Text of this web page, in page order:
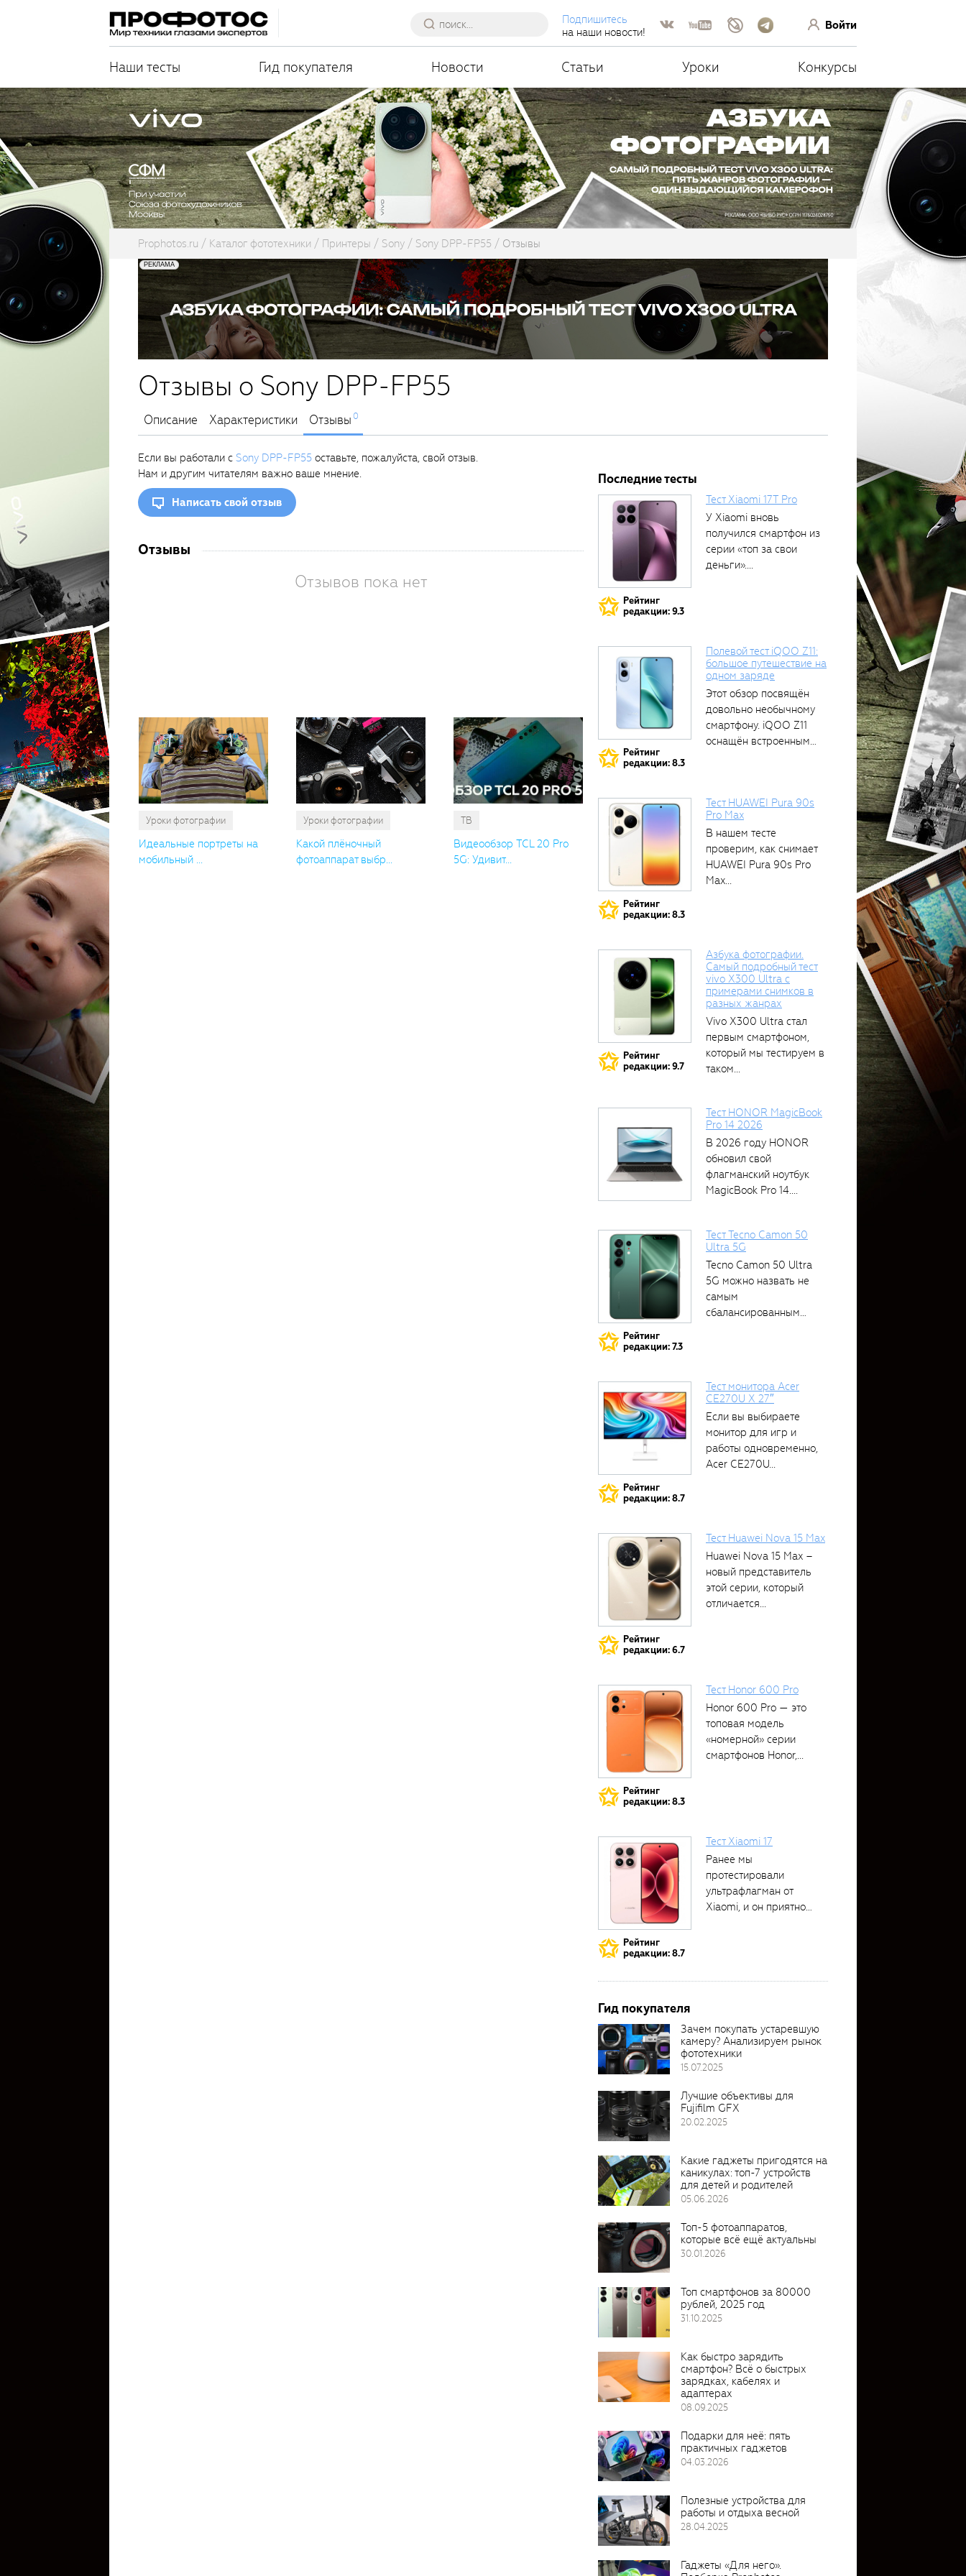
Подпишитесь
на наши новости!
Войти
Наши тесты Гид покупателя Новости Статьи Уроки Конкурсы
Prophotos.ru Каталог фототехники Принтеры Sony Sony DPP-FP55 Отзывы
Отзывы о Sony DPP-FP55
Описание Характеристики Отзывы0
Если вы работали с Sony DPP-FP55 оставьте, пожалуйста, свой отзыв.
Нам и другим читателям важно ваше мнение.
Написать свой отзыв
Отзывы
Отзывов пока нет
Вам
также
понравится
Уроки фотографии
Идеальные портреты на
мобильный ...
Уроки фотографии
Какой плёночный
фотоаппарат выбр...
ТВ
Видеообзор TCL 20 Pro
5G: Удивит...
Последние тесты
Рейтинг
редакции: 9.3
Тест Xiaomi 17T Pro
У Xiaomi вновь
получился смартфон из
серии «топ за свои
деньги»....
Рейтинг
редакции: 8.3
Полевой тест iQOO Z11:
большое путешествие на
одном заряде
Этот обзор посвящён
довольно необычному
смартфону. iQOO Z11
оснащён встроенным
Рейтинг
редакции: 8.3
Тест HUAWEI Pura 90s
Pro Max
В нашем тесте
проверим, как снимает
HUAWEI Pura 90s Pro
Max...
Рейтинг
редакции: 9.7
Азбука фотографии.
Самый подробный тест
vivo X300 Ultra с
примерами снимков в
разных жанрах
Vivo X300 Ultra стал
первым смартфоном,
который мы тестируем в
таком...
Тест HONOR MagicBook
Pro 14 2026
В 2026 году HONOR
обновил свой
флагманский ноутбук
MagicBook Pro 14....
Рейтинг
редакции: 7.3
Тест Tecno Camon 50
Ultra 5G
Tecno Camon 50 Ultra
5G можно назвать не
самым
сбалансированным
Рейтинг
редакции: 8.7
Тест монитора Acer
CE270U X 27″
Если вы выбираете
монитор для игр и
работы одновременно,
Acer CE270U...
Рейтинг
редакции: 6.7
Тест Huawei Nova 15 Max
Huawei Nova 15 Max –
новый представитель
этой серии, который
отличается...
Рейтинг
редакции: 8.3
Тест Honor 600 Pro
Honor 600 Pro — это
топовая модель
«номерной» серии
смартфонов Honor,...
Рейтинг
редакции: 8.7
Тест Xiaomi 17
Ранее мы
протестировали
ультрафлагман от
Xiaomi, и он приятно
Гид покупателя
Зачем покупать устаревшую
камеру? Анализируем рынок
фототехники
15.07.2025
Лучшие объективы для
Fujifilm GFX
20.02.2025
Какие гаджеты пригодятся на
каникулах: топ-7 устройств
для детей и родителей
05.06.2026
Топ-5 фотоаппаратов,
которые всё ещё актуальны
30.01.2026
Топ смартфонов за 80000
рублей, 2025 год
31.10.2025
Как быстро зарядить
смартфон? Всё о быстрых
зарядках, кабелях и
адаптерах
08.09.2025
Подарки для неё: пять
практичных гаджетов
04.03.2026
Полезные устройства для
работы и отдыха весной
28.04.2025
Гаджеты «Для него».